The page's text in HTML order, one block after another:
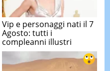
Vip e personaggi nati il 7
Agosto: tutti i
compleanni illustri